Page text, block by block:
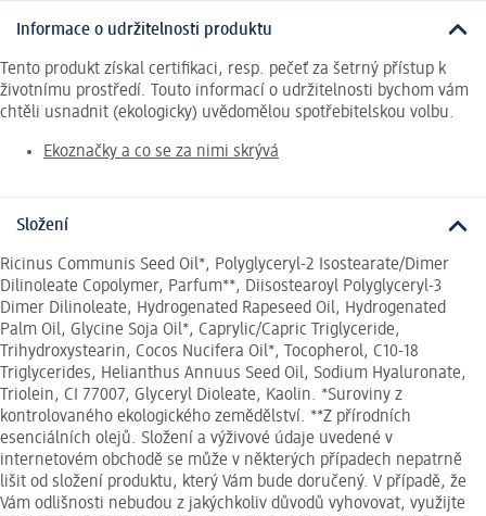
Informace o udržitelnosti produktu
Tento produkt získal certifikaci, resp. pečeť za šetrný přístup k
životnímu prostředí. Touto informací o udržitelnosti bychom vám
chtěli usnadnit (ekologicky) uvědomělou spotřebitelskou volbu.
Ekoznačky a co se za nimi skrývá
Složení
Ricinus Communis Seed Oil*, Polyglyceryl-2 Isostearate/Dimer
Dilinoleate Copolymer, Parfum**, Diisostearoyl Polyglyceryl-3
Dimer Dilinoleate, Hydrogenated Rapeseed Oil, Hydrogenated
Palm Oil, Glycine Soja Oil*, Caprylic/Capric Triglyceride,
Trihydroxystearin, Cocos Nucifera Oil*, Tocopherol, C10-18
Triglycerides, Helianthus Annuus Seed Oil, Sodium Hyaluronate,
Triolein, CI 77007, Glyceryl Dioleate, Kaolin. *Suroviny z
kontrolovaného ekologického zemědělství. **Z přírodních
esenciálních olejů. Složení a výživové údaje uvedené v
internetovém obchodě se může v některých případech nepatrně
lišit od složení produktu, který Vám bude doručený. V případě, že
Vám odlišnosti nebudou z jakýchkoliv důvodů vyhovovat, využijte